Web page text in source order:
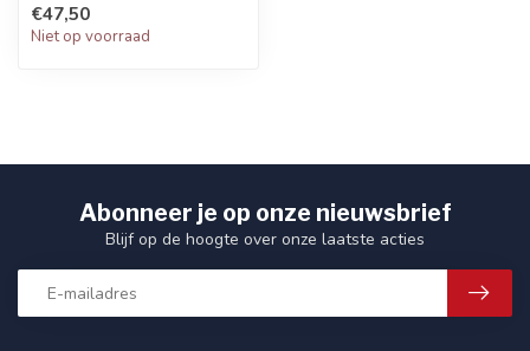
you need t...
€47,50
Niet op voorraad
Abonneer je op onze nieuwsbrief
Blijf op de hoogte over onze laatste acties